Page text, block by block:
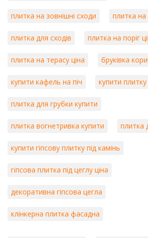
плитка на зовнішні сходи плитка на
плитка для сходів плитка на поріг
плитка на терасу ціна бруківка
купити кафель на піч купити
плитка для грубки купити
плитка вогнетривка купити плитка
купити гіпсову плитку під камінь
гіпсова плитка під цеглу ціна
декоративна гіпсова цегла
клінкерна плитка фасадна